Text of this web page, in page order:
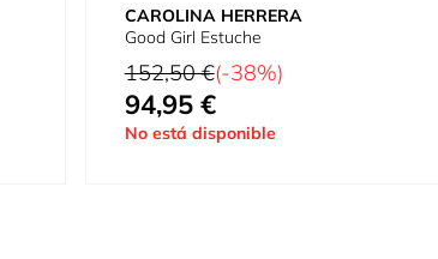
CAROLINA HERRERA
Good Girl Estuche
Precio habitual
152,50 €(-38%)
Tan bajo como
94,95 €
No está disponible